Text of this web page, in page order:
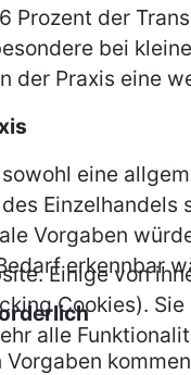
Prozent der
bei
der Praxis eine
eine
Vorgaben
erkennbar
Einige von
Cookies).
alle